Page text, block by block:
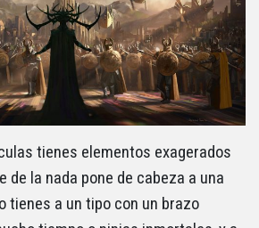
tienes elementos exagerados
de la nada pone de cabeza a una
tienes a un tipo con un brazo